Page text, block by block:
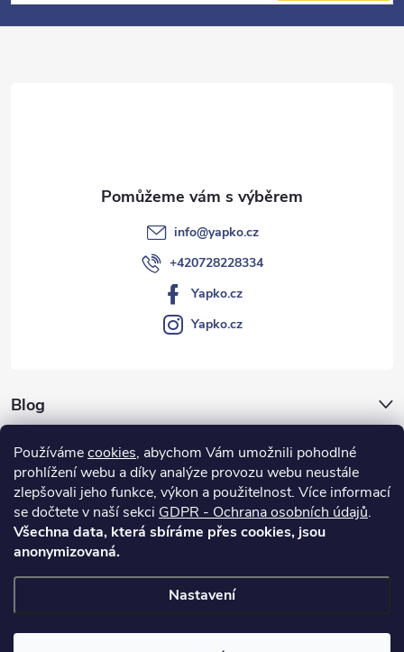
Používámecookies, abychom Vám umožnili pohodlné
prohlížení webu a díky analýze provozu webu neustále
zlepšovali jeho funkce, výkon a použitelnost. Více informací
se dočtete v naší sekci GDPR - Ochrana osobních údajů.
Všechna data, která sbíráme přes cookies, jsou
anonymizovaná.
Nastavení
p
Blog
Vše o nákupu
info@yapko.cz
+420728228334
Yapko.cz
Yapko.cz
cookies